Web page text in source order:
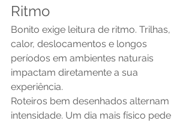
Ritmo
Bonito exige leitura de ritmo. Trilhas,
calor, deslocamentos e longos
períodos em ambientes naturais
impactam diretamente a sua
experiência.
Roteiros bem desenhados alternam
intensidade. Um dia mais físico pede